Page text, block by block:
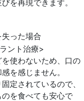
を再現できます。
ント治療>
使わないため、口の
を感じません。
定されているので、
を食べても安心で